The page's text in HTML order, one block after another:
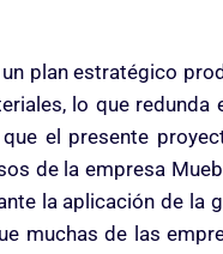
plan estratégico
lo que
el presente
de la empresa
la aplicación de la
muchas de las